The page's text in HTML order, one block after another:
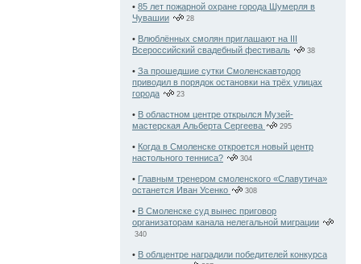
• 85 лет пожарной охране города Шумерля в
Чувашии
28
• Влюблённых смолян приглашают на III
Всероссийский свадебный фестиваль
38
• За прошедшие сутки Смоленскавтодор
приводил в порядок остановки на трёх улицах
города
23
• В областном центре открылся Музей-
мастерская Альберта Сергеева
295
• Когда в Смоленске откроется новый центр
настольного тенниса?
304
• Главным тренером смоленского «Славутича»
останется Иван Усенко
308
• В Смоленске суд вынес приговор
организаторам канала нелегальной миграции
340
• В облцентре наградили победителей конкурса